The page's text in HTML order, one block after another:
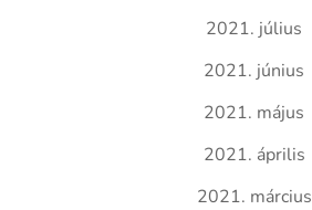
2021. július
2021. június
2021. május
2021. április
2021. március